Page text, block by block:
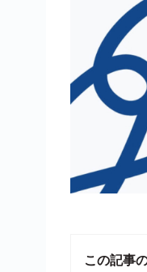
この記事